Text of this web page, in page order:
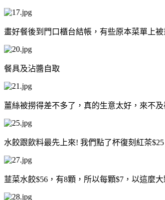
畫好餐後到門口櫃台結帳，有些原本菜單上
餐具及沾醬自取
薑絲被撈得差不多了，真的生意太好，來不及
水餃跟飲料最先上來! 我們點了杯復刻紅茶
韮菜水餃$56，有8顆，所以每顆$7，以這麼